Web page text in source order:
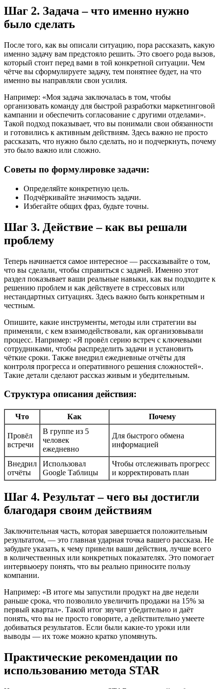
Шаг 2. Задача – что именно нужно
было сделать
После того, как вы описали ситуацию, пора рассказать, какую
именно задачу вам предстояло решить. Это своего рода вызов,
который стоит перед вами в той конкретной ситуации. Чем
чётче вы сформулируете задачу, тем понятнее будет, на что
именно вы направляли свои усилия.
Например: «Моя задача заключалась в том, чтобы
организовать команду для быстрой разработки маркетинговой
кампании и обеспечить согласование с другими отделами».
Такой подход показывает, что вы понимали свои обязанности
и готовились к активным действиям. Здесь важно не просто
рассказать, что нужно было сделать, но и подчеркнуть, почему
это было важно или сложно.
Советы по формулировке задачи:
Определяйте конкретную цель.
Подчёркивайте значимость задачи.
Избегайте общих фраз, будьте точны.
Шаг 3. Действие – как вы решали
проблему
Теперь начинается самое интересное — рассказывайте о том,
что вы сделали, чтобы справиться с задачей. Именно этот
раздел показывает ваши реальные навыки, как вы подходите к
решению проблем и как действуете в стрессовых или
нестандартных ситуациях. Здесь важно быть конкретным и
честным.
Опишите, какие инструменты, методы или стратегии вы
применяли, с кем взаимодействовали, как организовывали
процесс. Например: «Я провёл серию встреч с ключевыми
сотрудниками, чтобы распределить задачи и установить
чёткие сроки. Также внедрил ежедневные отчёты для
контроля прогресса и оперативного решения сложностей».
Такие детали сделают рассказ живым и убедительным.
Структура описания действия:
Что Как Почему
Провёл
встречи
В группе из 5
человек
ежедневно
Для быстрого обмена
информацией
Внедрил
отчёты
Использовал
Google Таблицы
Чтобы отслеживать прогресс
и корректировать план
Шаг 4. Результат – чего вы достигли
благодаря своим действиям
Заключительная часть, которая завершается положительным
результатом, — это главная ударная точка вашего рассказа. Не
забудьте указать, к чему привели ваши действия, лучше всего
в количественных или конкретных показателях. Это помогает
интервьюеру понять, что вы реально приносите пользу
компании.
Например: «В итоге мы запустили продукт на две недели
раньше срока, что позволило увеличить продажи на 15% за
первый квартал». Такой итог звучит убедительно и даёт
понять, что вы не просто говорите, а действительно умеете
добиваться результатов. Если были какие-то уроки или
выводы — их тоже можно кратко упомянуть.
Практические рекомендации по
использованию метода STAR